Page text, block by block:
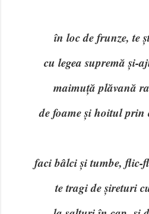
în loc de frunze, te
cu legea supremă și-
maimuță plăvană
de foame și hoitul
faci bâlci și tumbe,
te tragi de șireturi